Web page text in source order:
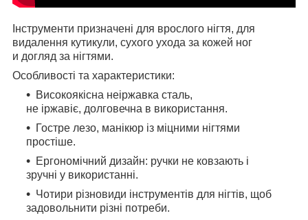
Інструменти призначені для врослого нігтя, для
видалення кутикули, сухого ухода за кожей ног
и догляд за нігтями.
Особливості та характеристики:
Високоякісна неіржавка сталь,
не іржавіє, долговечна в використання.
Гостре лезо, манікюр із міцними нігтями
простіше.
Ергономічний дизайн: ручки не ковзають і
зручні у використанні.
Чотири різновиди інструментів для нігтів, щоб
задовольнити різні потреби.